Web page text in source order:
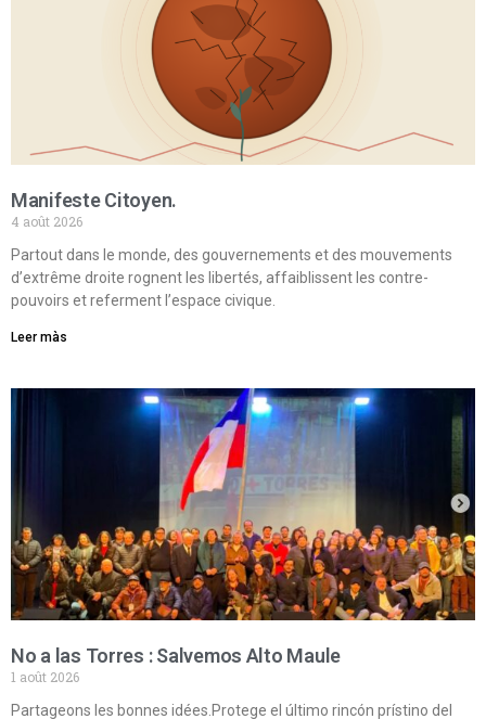
Manifeste Citoyen.
4 août 2026
Partout dans le monde, des gouvernements et des mouvements
d’extrême droite rognent les libertés, affaiblissent les contre-
pouvoirs et referment l’espace civique.
Leer màs
No a las Torres : Salvemos Alto Maule
1 août 2026
Partageons les bonnes idées.Protege el último rincón prístino del